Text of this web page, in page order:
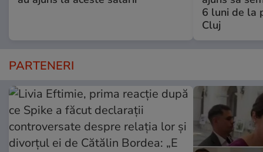
6 luni de la
Cluj
PARTENERI